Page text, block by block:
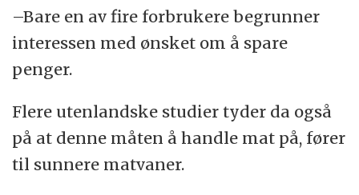
–Bare en av fire forbrukere begrunner
interessen med ønsket om å spare
penger.
Flere utenlandske studier tyder da også
på at denne måten å handle mat på, fører
til sunnere matvaner.